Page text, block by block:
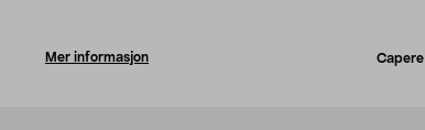
Mer informasjon Capere